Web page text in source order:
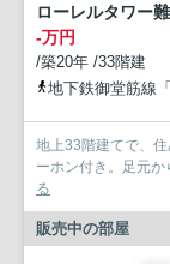
ローレルタワー
-万円
/築20年 /33階建
地下鉄御堂筋線
地上33階建てで、
ーホン付き。足元
る
販売中の部屋